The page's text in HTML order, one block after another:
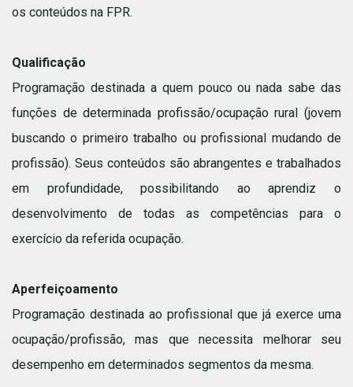
os conteúdos na FPR.
Qualificação
Programação destinada a quem pouco ou nada sabe das
funções de determinada profissão/ocupação rural (jovem
buscando o primeiro trabalho ou profissional mudando de
profissão). Seus conteúdos são abrangentes e trabalhados
em profundidade, possibilitando ao aprendiz o
desenvolvimento de todas as competências para o
exercício da referida ocupação.
Aperfeiçoamento
Programação destinada ao profissional que já exerce uma
ocupação/profissão, mas que necessita melhorar seu
desempenho em determinados segmentos da mesma.